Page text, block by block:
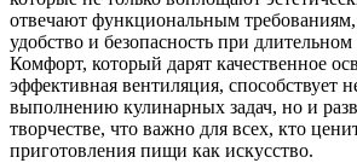
отвечают функциональным требованиям,
удобство и безопасность при
Комфорт, который дарят качественное
эффективная вентиляция, способствует
выполнению кулинарных задач, но и
творчестве, что важно для всех, кто
приготовления пищи как искусство.